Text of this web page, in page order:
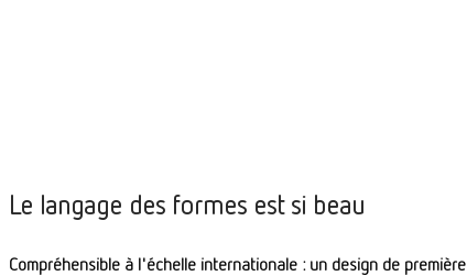
Le langage des formes est si beau
Compréhensible à l'échelle internationale : un design de